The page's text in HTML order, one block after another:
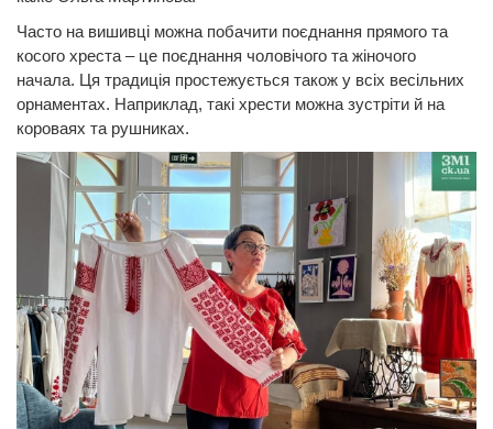
Часто на вишивці можна побачити поєднання прямого та
косого хреста – це поєднання чоловічого та жіночого
начала. Ця традиція простежується також у всіх весільних
орнаментах. Наприклад, такі хрести можна зустріти й на
короваях та рушниках.